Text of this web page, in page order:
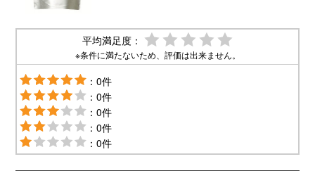
平均満足度：
※条件に満たないため、評価は出来ません。
：0件
：0件
：0件
：0件
：0件